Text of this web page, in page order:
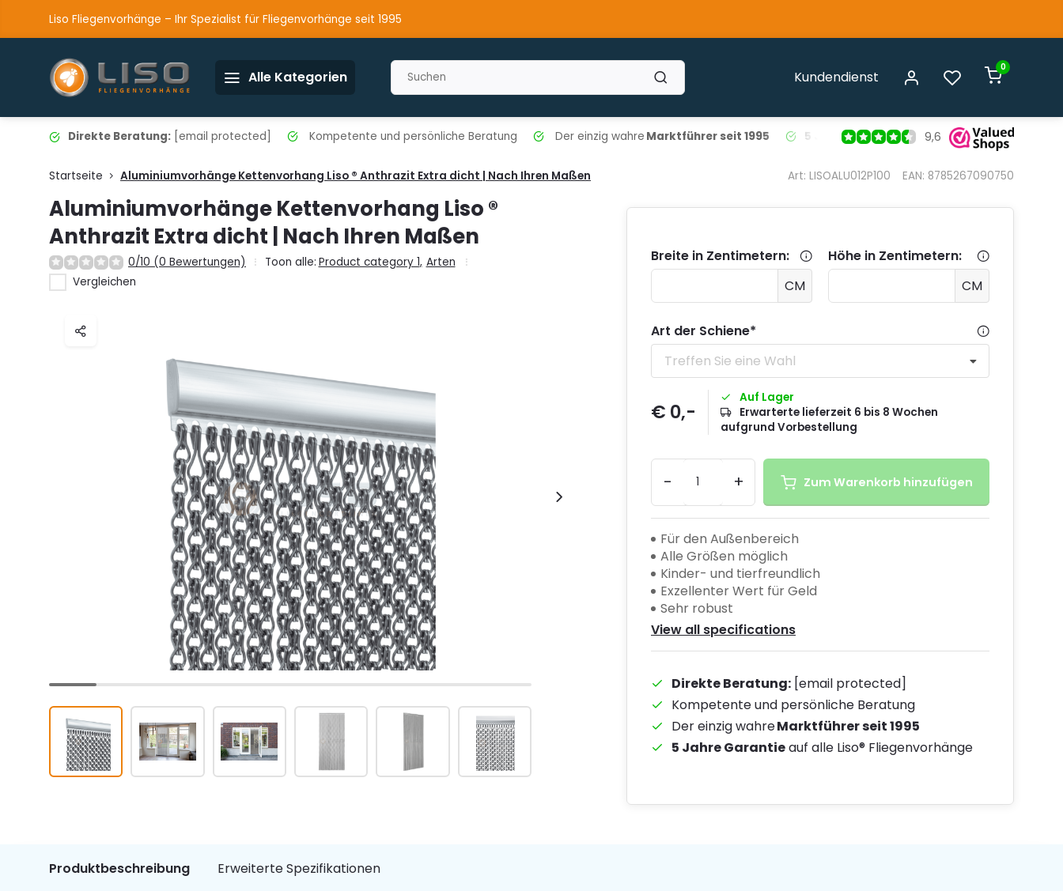
Liso Fliegenvorhänge – Ihr Spezialist für Fliegenvorhänge seit 1995
Alle Kategorien Kundendienst
0
Direkte Beratung: [email protected] Kompetente und persönliche Beratung Der einzig wahre Marktführer seit 1995 5 Jahre Garantieauf alle Liso®
9,6
Startseite Aluminiumvorhänge Kettenvorhang Liso ® Anthrazit Extra dicht | Nach Ihren Maßen Art: LISOALU012P100 EAN: 8785267090750
Aluminiumvorhänge Kettenvorhang Liso ®
Anthrazit Extra dicht | Nach Ihren Maßen
0/10 (0 Bewertungen) Toon alle: Product category 1, Arten
Vergleichen
Breite in Zentimetern:
CM
Höhe in Zentimetern:
CM
Art der Schiene*
Treffen Sie eine Wahl
€ 0,-
Auf Lager
Erwarterte lieferzeit 6 bis 8 Wochen
aufgrund Vorbestellung
- + Zum Warenkorb hinzufügen
Für den Außenbereich
Alle Größen möglich
Kinder- und tierfreundlich
Exzellenter Wert für Geld
Sehr robust
View all specifications
Direkte Beratung: [email protected]
Kompetente und persönliche Beratung
Der einzig wahreMarktführer seit 1995
5 Jahre Garantieauf alle Liso® Fliegenvorhänge
Produktbeschreibung Erweiterte Spezifikationen